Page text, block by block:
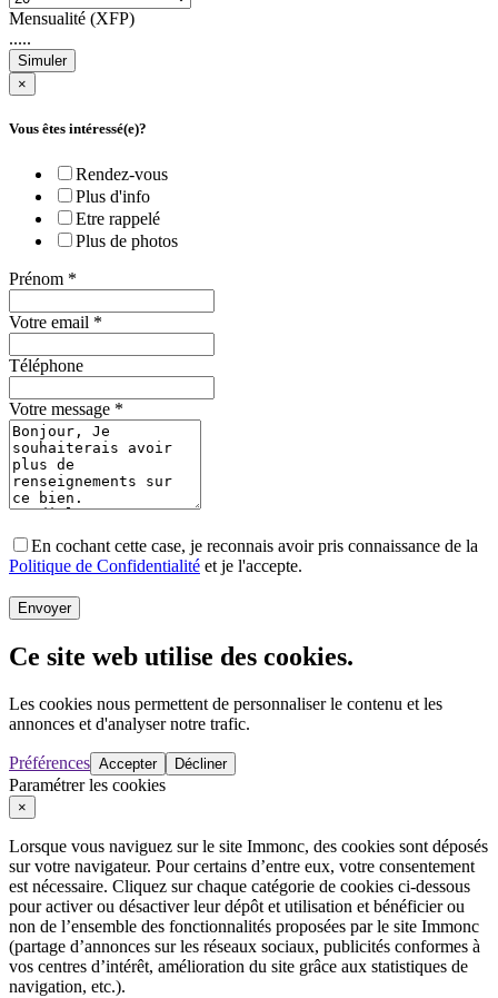
Mensualité (XFP)
.....
Simuler
×
Vous êtes intéressé(e)?
Rendez-vous
Plus d'info
Etre rappelé
Plus de photos
Prénom *
Votre email *
Téléphone
Votre message *
En cochant cette case, je reconnais avoir pris connaissance de la
Politique de Confidentialité et je l'accepte.
Envoyer
Ce site web utilise des cookies.
Les cookies nous permettent de personnaliser le contenu et les
annonces et d'analyser notre trafic.
Préférences Accepter Décliner
Paramétrer les cookies
×
Lorsque vous naviguez sur le site Immonc, des cookies sont déposés
sur votre navigateur. Pour certains d’entre eux, votre consentement
est nécessaire. Cliquez sur chaque catégorie de cookies ci-dessous
pour activer ou désactiver leur dépôt et utilisation et bénéficier ou
non de l’ensemble des fonctionnalités proposées par le site Immonc
(partage d’annonces sur les réseaux sociaux, publicités conformes à
vos centres d’intérêt, amélioration du site grâce aux statistiques de
navigation, etc.).